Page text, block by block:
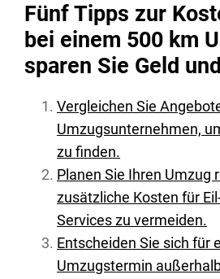
Fünf Tipps zur
bei einem 500 km
sparen Sie Geld
Vergleichen Sie
Umzugsunternehmen,
zu finden.
Planen Sie Ihren Umzug
zusätzliche Kosten für
Services zu vermeiden.
Entscheiden Sie sich für
Umzugstermin